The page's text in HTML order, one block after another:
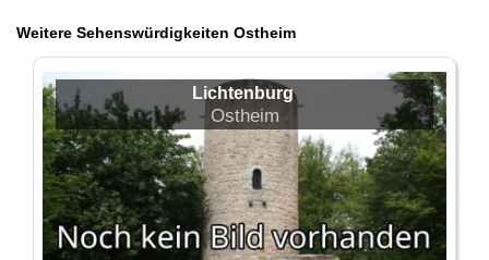
Weitere Sehenswürdigkeiten Ostheim
Lichtenburg
Ostheim